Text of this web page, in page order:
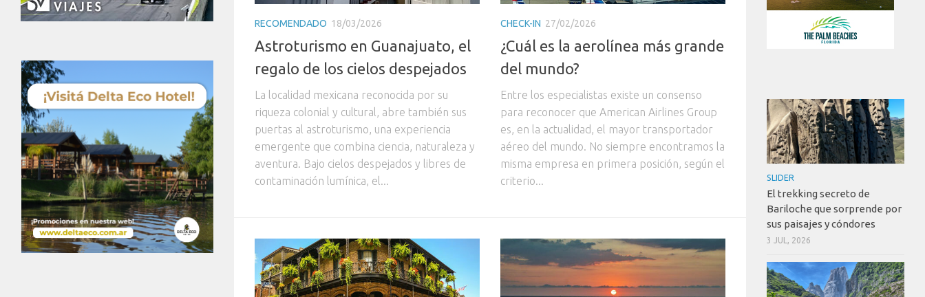
RECOMENDADO 18/03/2026
Astroturismo en Guanajuato, el
regalo de los cielos despejados
La localidad mexicana reconocida por su
riqueza colonial y cultural, abre también sus
puertas al astroturismo, una experiencia
emergente que combina ciencia, naturaleza y
aventura. Bajo cielos despejados y libres de
contaminación lumínica, el...
CHECK-IN 27/02/2026
¿Cuál es la aerolínea más grande
del mundo?
Entre los especialistas existe un consenso
para reconocer que American Airlines Group
es, en la actualidad, el mayor transportador
aéreo del mundo. No siempre encontramos la
misma empresa en primera posición, según el
criterio...
SLIDER
El trekking secreto de
Bariloche que sorprende por
sus paisajes y cóndores
3 JUL, 2026